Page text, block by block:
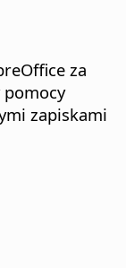
za
zapiskami